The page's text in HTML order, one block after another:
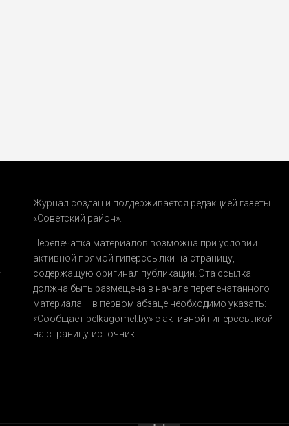
Журнал создан и поддерживается редакцией газеты
«Советский район».
Перепечатка материалов возможна при условии
активной прямой гиперссылки на страницу,
содержащую оригинал публикации. Эта ссылка
должна быть размещена в начале перепечатанного
материала – в первом абзаце необходимо указать:
«Сообщает belkagomel.by»с активной гиперссылкой
на страницу-источник.